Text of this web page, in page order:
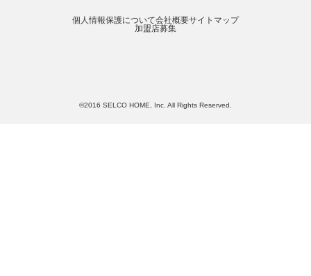
個人情報保護について会社概要サイトマップ
加盟店募集
©2016 SELCO HOME, Inc. All Rights Reserved.